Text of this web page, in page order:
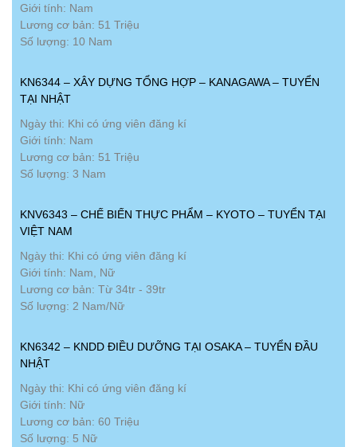
Giới tính: Nam
Lương cơ bản: 51 Triệu
Số lượng: 10 Nam
KN6344 – XÂY DỰNG TỔNG HỢP – KANAGAWA – TUYỂN
TẠI NHẬT
Ngày thi: Khi có ứng viên đăng kí
Giới tính: Nam
Lương cơ bản: 51 Triệu
Số lượng: 3 Nam
KNV6343 – CHẾ BIẾN THỰC PHẨM – KYOTO – TUYỂN TẠI
VIỆT NAM
Ngày thi: Khi có ứng viên đăng kí
Giới tính: Nam, Nữ
Lương cơ bản: Từ 34tr - 39tr
Số lượng: 2 Nam/Nữ
KN6342 – KNDD ĐIỀU DƯỠNG TẠI OSAKA – TUYỂN ĐẦU
NHẬT
Ngày thi: Khi có ứng viên đăng kí
Giới tính: Nữ
Lương cơ bản: 60 Triệu
Số lượng: 5 Nữ